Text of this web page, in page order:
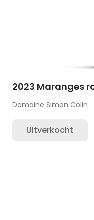
2023 Maranges
Domaine Simon Colin
Uitverkocht